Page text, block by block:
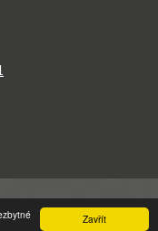
Zavřít
vyhrazena.